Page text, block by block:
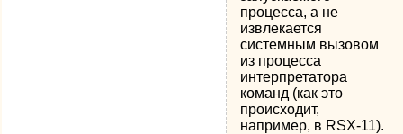
процесса, а не
извлекается
системным вызовом
из процесса
интерпретатора
команд (как это
происходит,
например, в RSX-11).